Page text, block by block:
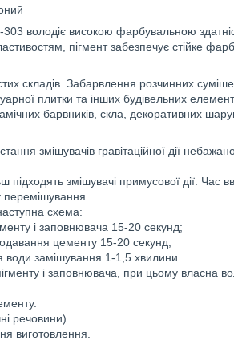
володіє високою фарбувальною
пігмент забезпечує стійке
складів. Забарвлення розчинних
плитки та інших будівельних
барвників, скла, декоративних
змішувачів гравітаційної дії
підходять змішувачі примусової дії. Час
перемішування.
схема:
і заповнювача 15-20 секунд;
цементу 15-20 секунд;
води замішування 1-1,5 хвилини.
і заповнювача, при цьому власна
речовини).
виготовлення.